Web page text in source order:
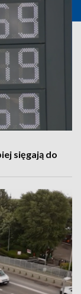
sięgają do